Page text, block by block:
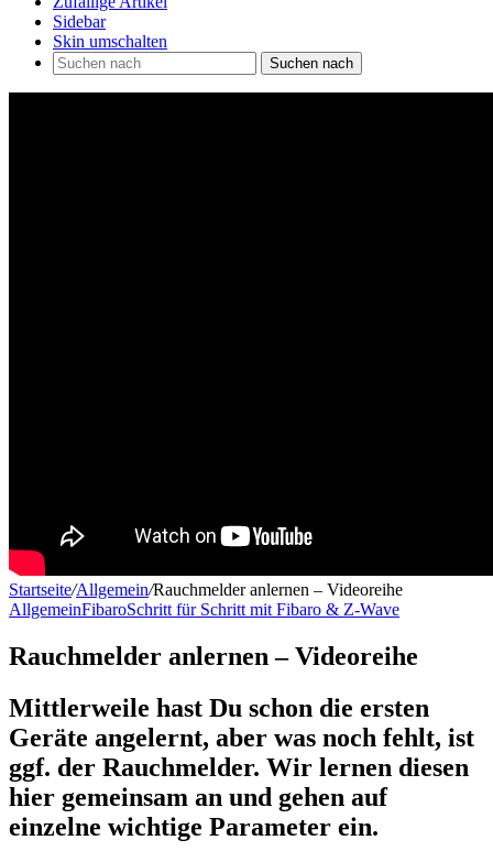
Sidebar
Skin umschalten
Suchen nach
Startseite/Allgemein/Rauchmelder anlernen – Videoreihe
AllgemeinFibaroSchritt für Schritt mit Fibaro & Z-Wave
Rauchmelder anlernen – Videoreihe
Mittlerweile hast Du schon die ersten
Geräte angelernt, aber was noch fehlt, ist
ggf. der Rauchmelder. Wir lernen diesen
hier gemeinsam an und gehen auf
einzelne wichtige Parameter ein.